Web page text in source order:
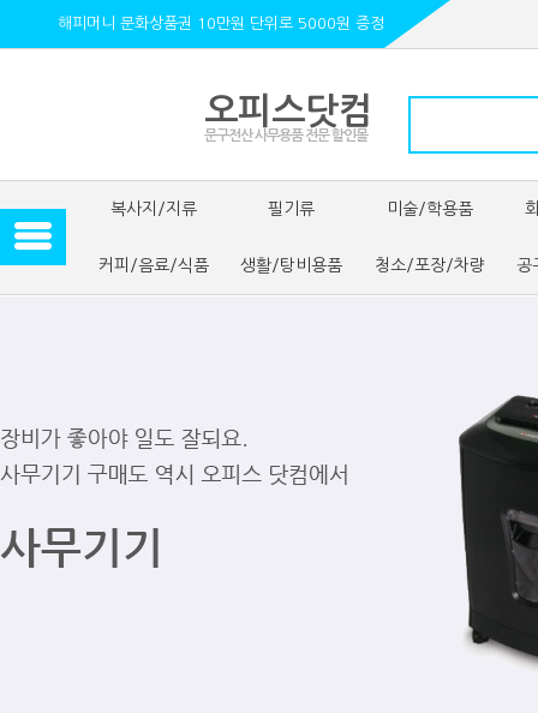
해피머니 문화상품권 10만원 단위로 5000원 증정
오피스닷컴
문구전산 사무용품 전문 할인몰
복사지/지류 필기류 미술/학용품
커피/음료/식품 생활/탕비용품 청소/포장/차량 공